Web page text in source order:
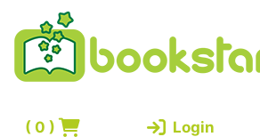
( 0 ) Login